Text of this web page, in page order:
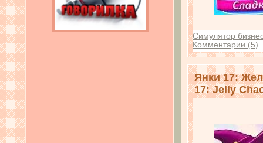
Симулятор
Комментарии (5)
Янки 17:
17: Jelly